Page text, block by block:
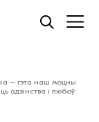
– гэта наш моцны
адзінства і любоў